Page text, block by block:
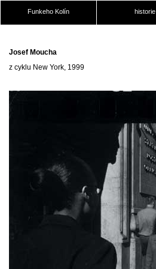
Funkeho Kolín historie
Josef Moucha
z cyklu New York, 1999